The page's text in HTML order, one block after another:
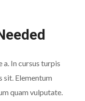
In cursus turpis
sit. Elementum
quam vulputate.